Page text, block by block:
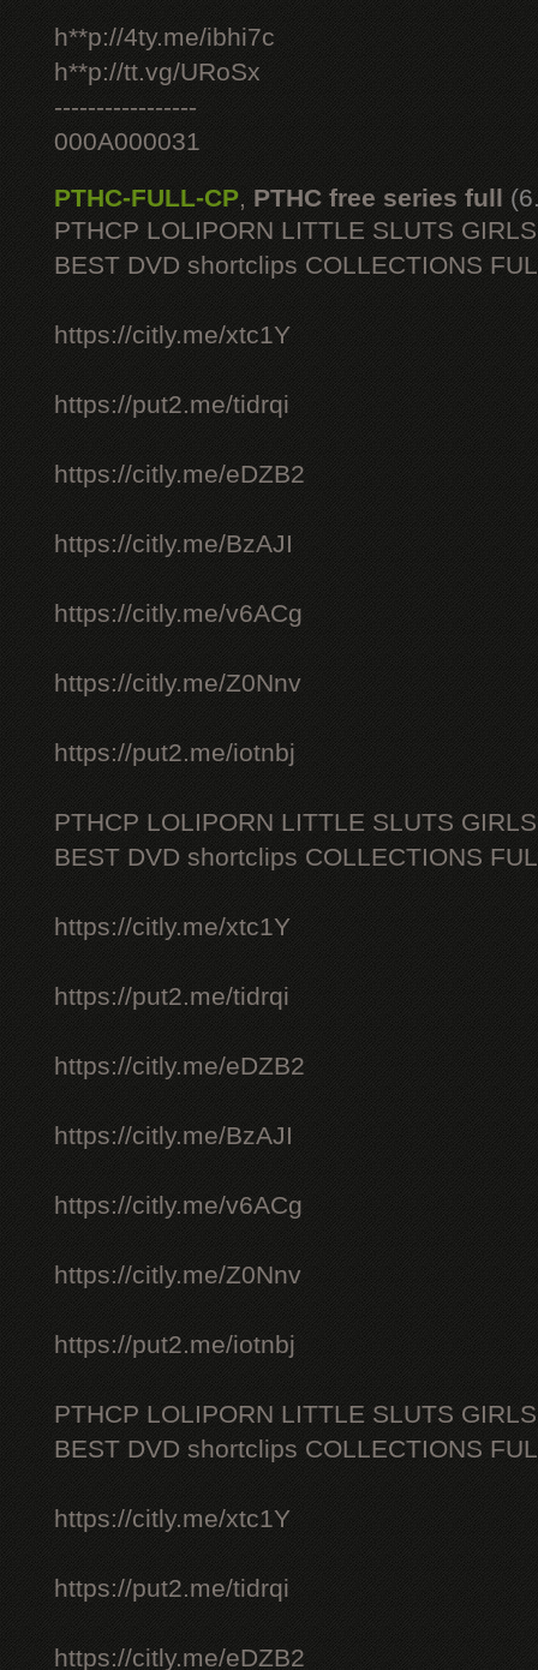
h**p://4ty.me/ibhi7c
h**p://tt.vg/URoSx
-----------------
000A000031
PTHC-FULL-CP, PTHC free series full
PTHCP LOLIPORN LITTLE SLUTS
BEST DVD shortclips COLLECTIONS
https://citly.me/xtc1Y
https://put2.me/tidrqi
https://citly.me/eDZB2
https://citly.me/BzAJI
https://citly.me/v6ACg
https://citly.me/Z0Nnv
https://put2.me/iotnbj
PTHCP LOLIPORN LITTLE SLUTS
BEST DVD shortclips COLLECTIONS
https://citly.me/xtc1Y
https://put2.me/tidrqi
https://citly.me/eDZB2
https://citly.me/BzAJI
https://citly.me/v6ACg
https://citly.me/Z0Nnv
https://put2.me/iotnbj
PTHCP LOLIPORN LITTLE SLUTS
BEST DVD shortclips COLLECTIONS
https://citly.me/xtc1Y
https://put2.me/tidrqi
https://citly.me/eDZB2